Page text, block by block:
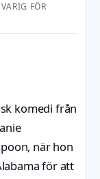
FÖR
komedi från
när hon
för att